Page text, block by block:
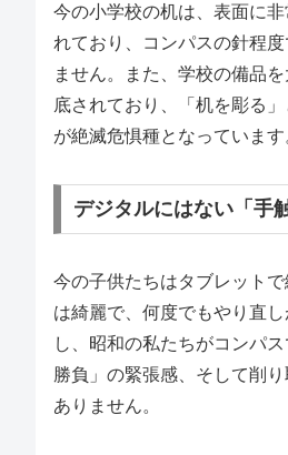
今の小学校の机は、表面に
れており、コンパスの針程
ません。また、学校の備品
底されており、「机を彫る
が絶滅危惧種となっています
デジタルにはない「手
今の子供たちはタブレット
は綺麗で、何度でもやり直
し、昭和の私たちがコンパ
勝負」の緊張感、そして削
ありません。